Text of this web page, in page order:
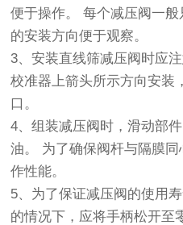
便于操作。 每个减压阀一
的安装方向便于观察。
3、安装直线筛减压阀时应
校准器上箭头所示方向安装
口。
4、组装减压阀时，滑动部
油。 为了确保阀杆与隔膜
作性能。
5、为了保证减压阀的使用
的情况下，应将手柄松开至